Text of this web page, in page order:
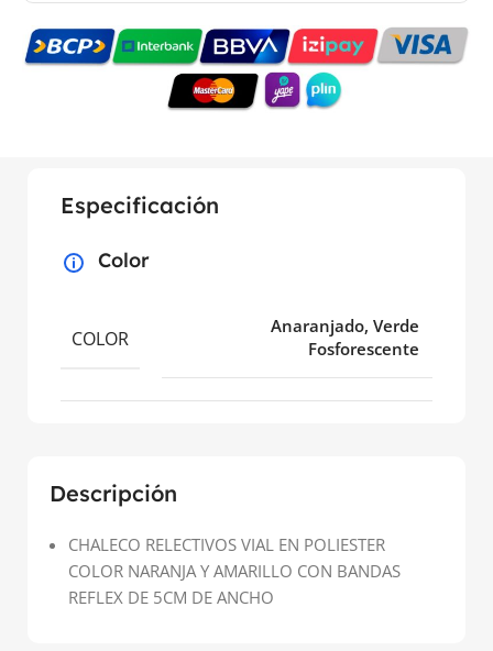
Descripción
CHALECO RELECTIVOS VIAL EN POLIESTER
COLOR NARANJA Y AMARILLO CON BANDAS
REFLEX DE 5CM DE ANCHO
Especificación
Color
COLOR
Anaranjado, Verde
Fosforescente